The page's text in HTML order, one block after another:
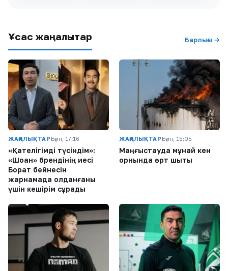
Ұқсас жаңалықтар Барлығы →
ЖАҢАЛЫҚТАР Бүгін, 17:16
«Қателігімді түсіндім»:
«Шоқан» брендінің иесі
Борат бейнесін
жарнамада қолданғаны
үшін кешірім сұрады
ЖАҢАЛЫҚТАР Бүгін, 15:05
Маңғыстауда мұнай кен
орнында өрт шықты